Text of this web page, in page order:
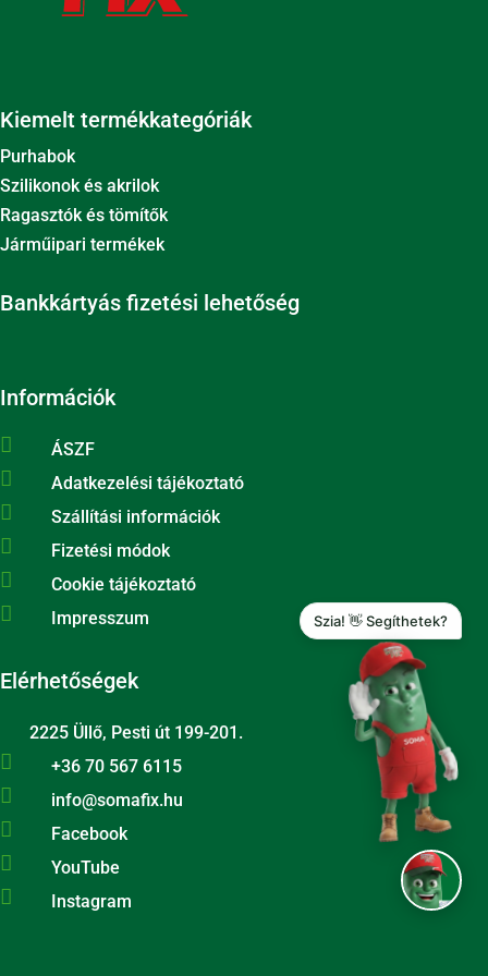
Kiemelt termékkategóriák
Purhabok
Szilikonok és akrilok
Ragasztók és tömítők
Járműipari termékek
Bankkártyás fizetési lehetőség
Információk
 ÁSZF
 Adatkezelési tájékoztató
 Szállítási információk
 Fizetési módok
 Cookie tájékoztató
 Impresszum
Elérhetőségek
2225 Üllő, Pesti út 199-201.
 +36 70 567 6115​​
 info@somafix.hu
 Facebook
 YouTube
 Instagram
Szia! 👋 Segíthetek?